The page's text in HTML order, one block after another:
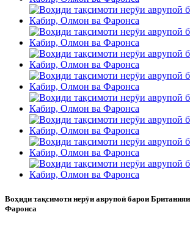
Воҳиди тақсимоти нерӯи аврупоӣ барои
Фаронса